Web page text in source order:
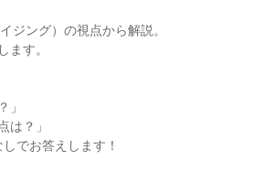
ジング）の視点から解説。
ます。
」
は？」
でお答えします！